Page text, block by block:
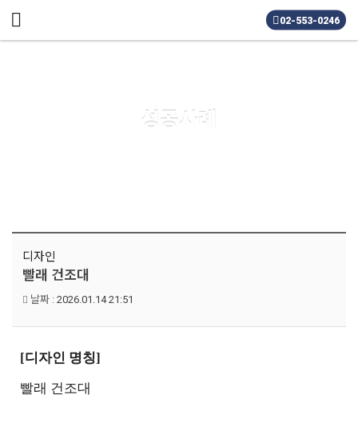
02-553-0246
성공사례
디자인
빨래 건조대
날짜 : 2026.01.14 21:51
[디자인 명칭]
빨래 건조대